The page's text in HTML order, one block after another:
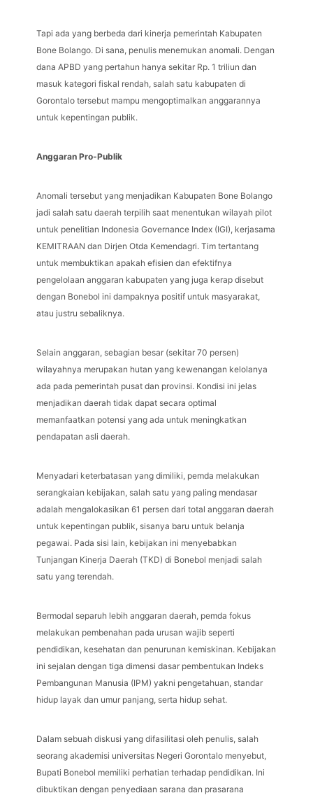
Tapi ada yang berbeda dari kinerja pemerintah Kabupaten
Bone Bolango. Di sana, penulis menemukan anomali. Dengan
dana APBD yang pertahun hanya sekitar Rp. 1 triliun dan
masuk kategori fiskal rendah, salah satu kabupaten di
Gorontalo tersebut mampu mengoptimalkan anggarannya
untuk kepentingan publik.
Anggaran Pro-Publik
Anomali tersebut yang menjadikan Kabupaten Bone Bolango
jadi salah satu daerah terpilih saat menentukan wilayah pilot
untuk penelitian Indonesia Governance Index (IGI), kerjasama
KEMITRAAN dan Dirjen Otda Kemendagri. Tim tertantang
untuk membuktikan apakah efisien dan efektifnya
pengelolaan anggaran kabupaten yang juga kerap disebut
dengan Bonebol ini dampaknya positif untuk masyarakat,
atau justru sebaliknya.
Selain anggaran, sebagian besar (sekitar 70 persen)
wilayahnya merupakan hutan yang kewenangan kelolanya
ada pada pemerintah pusat dan provinsi. Kondisi ini jelas
menjadikan daerah tidak dapat secara optimal
memanfaatkan potensi yang ada untuk meningkatkan
pendapatan asli daerah.
Menyadari keterbatasan yang dimiliki, pemda melakukan
serangkaian kebijakan, salah satu yang paling mendasar
adalah mengalokasikan 61 persen dari total anggaran daerah
untuk kepentingan publik, sisanya baru untuk belanja
pegawai. Pada sisi lain, kebijakan ini menyebabkan
Tunjangan Kinerja Daerah (TKD) di Bonebol menjadi salah
satu yang terendah.
Bermodal separuh lebih anggaran daerah, pemda fokus
melakukan pembenahan pada urusan wajib seperti
pendidikan, kesehatan dan penurunan kemiskinan. Kebijakan
ini sejalan dengan tiga dimensi dasar pembentukan Indeks
Pembangunan Manusia (IPM) yakni pengetahuan, standar
hidup layak dan umur panjang, serta hidup sehat.
Dalam sebuah diskusi yang difasilitasi oleh penulis, salah
seorang akademisi universitas Negeri Gorontalo menyebut,
Bupati Bonebol memiliki perhatian terhadap pendidikan. Ini
dibuktikan dengan penyediaan sarana dan prasarana